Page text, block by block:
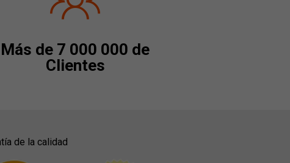
Más de 7 000 000 de
Clientes
de la calidad